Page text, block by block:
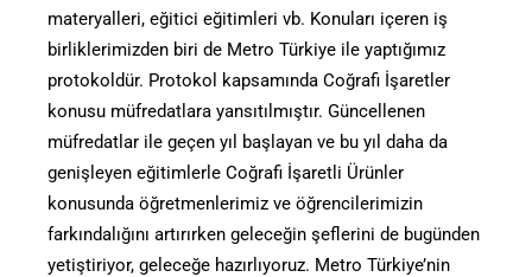
materyalleri, eğitici eğitimleri vb. Konuları içeren iş
birliklerimizden biri de Metro Türkiye ile yaptığımız
protokoldür. Protokol kapsamında Coğrafi İşaretler
konusu müfredatlara yansıtılmıştır. Güncellenen
müfredatlar ile geçen yıl başlayan ve bu yıl daha da
genişleyen eğitimlerle Coğrafi İşaretli Ürünler
konusunda öğretmenlerimiz ve öğrencilerimizin
farkındalığını artırırken geleceğin şeflerini de bugünden
yetiştiriyor, geleceğe hazırlıyoruz. Metro Türkiye’nin